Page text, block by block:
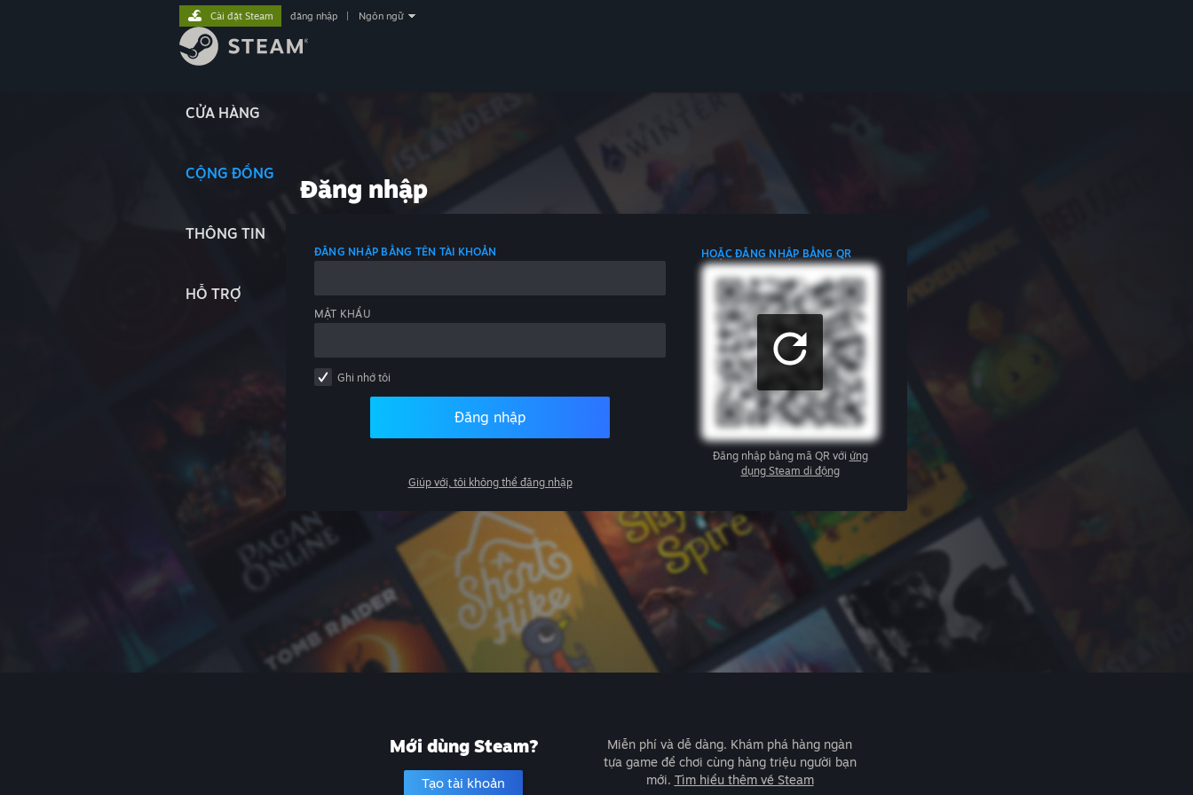
CỬA HÀNG
CỘNG ĐỒNG
THÔNG TIN
HỖ TRỢ
Cài đặt Steam đăng nhập Ngôn ngữ
Đăng nhập
ĐĂNG NHẬP BẰNG TÊN TÀI KHOẢN
MẬT KHẨU
Ghi nhớ tôi
Đăng nhập
Giúp với, tôi không thể đăng nhập
HOẶC ĐĂNG NHẬP BẰNG QR
Đăng nhập bằng mã QR với ứng
dụng Steam di động
Mới dùng Steam?
Tạo tài khoản
Miễn phí và dễ dàng. Khám phá hàng ngàn
tựa game để chơi cùng hàng triệu người bạn
mới. Tìm hiểu thêm về Steam